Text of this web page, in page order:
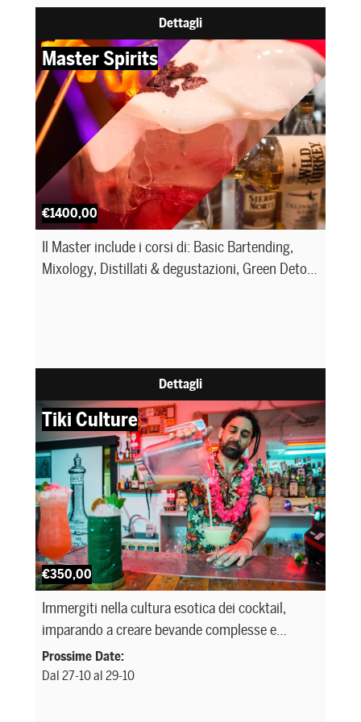
Dettagli
Master Spirits
€1400,00
Il Master include i corsi di: Basic Bartending,
Mixology, Distillati & degustazioni, Green Detox
Dettagli
Tiki Culture
€350,00
Immergiti nella cultura esotica dei cocktail,
imparando a creare bevande complesse e
decorative che trasportano in un'atmosfera
tropicale. È ideale per chi vuole ampliare le
Prossime Date:
Dal 27-10 al 29-10